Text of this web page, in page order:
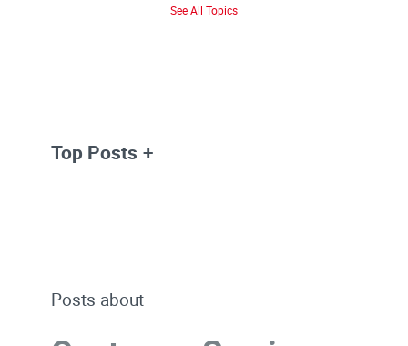
Posts about
See All Topics
Top Posts